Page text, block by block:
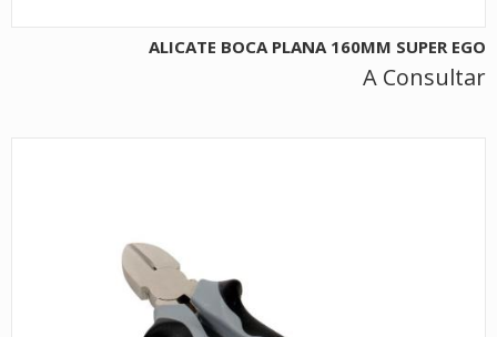
ALICATE BOCA PLANA 160MM SUPER EGO
A Consultar